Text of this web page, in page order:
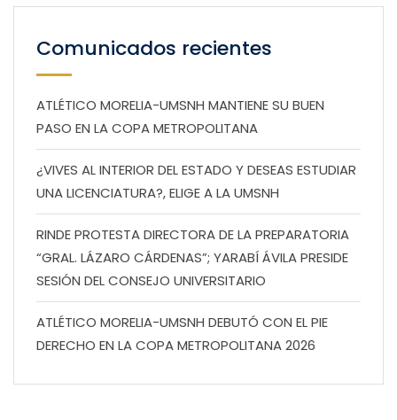
Comunicados recientes
ATLÉTICO MORELIA-UMSNH MANTIENE SU BUEN
PASO EN LA COPA METROPOLITANA
¿VIVES AL INTERIOR DEL ESTADO Y DESEAS ESTUDIAR
UNA LICENCIATURA?, ELIGE A LA UMSNH
RINDE PROTESTA DIRECTORA DE LA PREPARATORIA
“GRAL. LÁZARO CÁRDENAS”; YARABÍ ÁVILA PRESIDE
SESIÓN DEL CONSEJO UNIVERSITARIO
ATLÉTICO MORELIA-UMSNH DEBUTÓ CON EL PIE
DERECHO EN LA COPA METROPOLITANA 2026